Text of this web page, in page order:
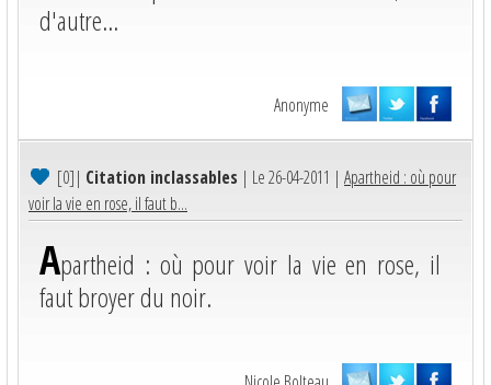
d'autre...
Anonyme
[0]| Citation inclassables | Le 26-04-2011 | Apartheid : où pour
voir la vie en rose, il faut b...
Apartheid : où pour voir la vie en rose, il
faut broyer du noir.